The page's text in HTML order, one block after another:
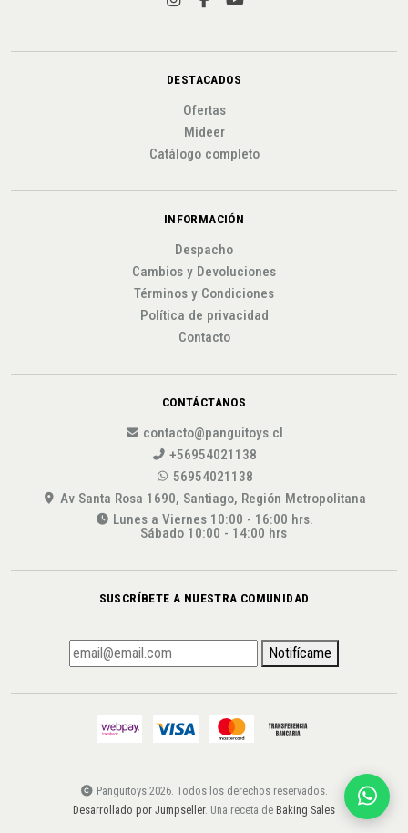
DESTACADOS
Ofertas
Mideer
Catálogo completo
INFORMACIÓN
Despacho
Cambios y Devoluciones
Términos y Condiciones
Política de privacidad
Contacto
CONTÁCTANOS
contacto@panguitoys.cl
+56954021138
56954021138
Av Santa Rosa 1690, Santiago, Región Metropolitana
Lunes a Viernes 10:00 - 16:00 hrs.
Sábado 10:00 - 14:00 hrs
SUSCRÍBETE A NUESTRA COMUNIDAD
Notifícame
Panguitoys 2026. Todos los derechos reservados.
Desarrollado por Jumpseller. Una receta de Baking Sales